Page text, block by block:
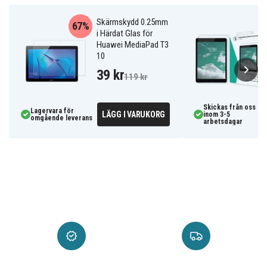
Skärmskydd 0.25mm
i Härdat Glas för
Huawei MediaPad T3
10
67%
39 kr119 kr
Lagervara för
omgående leverans
LÄGG I VARUKORG
Skickas från oss
inom 3-5
arbetsdagar